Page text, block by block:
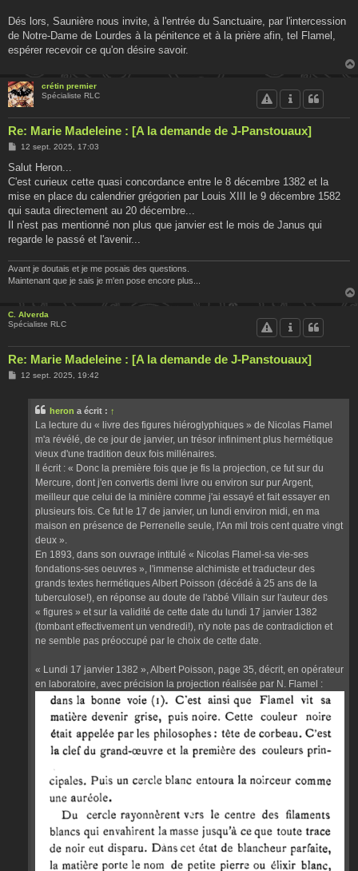
Dés lors, Saunière nous invite, à l'entrée du Sanctuaire, par l'intercession
de Notre-Dame de Lourdes à la pénitence et à la prière afin, tel Flamel,
espérer recevoir ce qu'on désire savoir.
crétin premier
Spécialiste RLC
Re: Marie Madeleine : [A la demande de J-Panstouaux]
M
s
a
g
12 sept. 2025, 17:03
Salut Heron...
C'est curieux cette quasi concordance entre le 8 décembre 1382 et la
mise en place du calendrier grégorien par Louis XIII le 9 décembre 1582
qui sauta directement au 20 décembre...
Il n'est pas mentionné non plus que janvier est le mois de Janus qui
regarde le passé et l'avenir...
Avant je doutais et je me posais des questions.
Maintenant que je sais je m'en pose encore plus...
C. Alverda
Spécialiste RLC
Re: Marie Madeleine : [A la demande de J-Panstouaux]
M12 sept. 2025, 19:42
heron a écrit : ↑
La lecture du « livre des figures hiéroglyphiques » de Nicolas Flamel
m'a révélé, de ce jour de janvier, un trésor infiniment plus hermétique
vieux d'une tradition deux fois millénaires.
Il écrit : « Donc la première fois que je fis la projection, ce fut sur du
Mercure, dont j'en convertis demi livre ou environ sur pur Argent,
meilleur que celui de la minière comme j'ai essayé et fait essayer en
plusieurs fois. Ce fut le 17 de janvier, un lundi environ midi, en ma
maison en présence de Perrenelle seule, l'An mil trois cent quatre vingt
deux ».
En 1893, dans son ouvrage intitulé « Nicolas Flamel-sa vie-ses
fondations-ses oeuvres », l'immense alchimiste et traducteur des
grands textes hermétiques Albert Poisson (décédé à 25 ans de la
tuberculose!), en réponse au doute de l'abbé Villain sur l'auteur des
« figures » et sur la validité de cette date du lundi 17 janvier 1382
(tombant effectivement un vendredi!), n'y note pas de contradiction et
ne semble pas préoccupé par le choix de cette date.
« Lundi 17 janvier 1382 », Albert Poisson, page 35, décrit, en opérateur
en laboratoire, avec précision la projection réalisée par N. Flamel :